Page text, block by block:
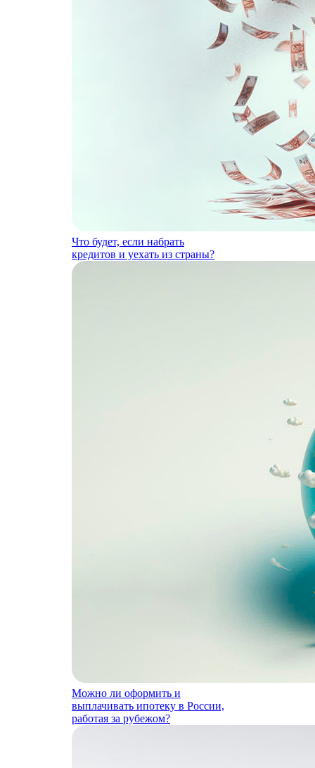
Что будет, если набрать
кредитов и уехать из страны?
Можно ли оформить и
выплачивать ипотеку в России,
работая за рубежом?